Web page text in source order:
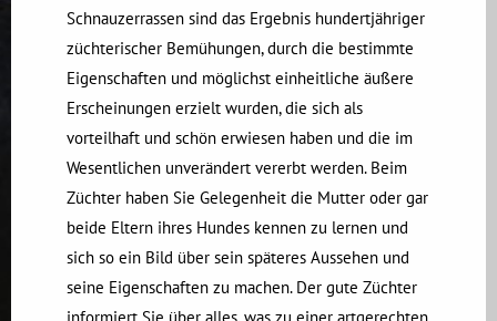
Schnauzerrassen sind das Ergebnis hundertjähriger
züchterischer Bemühungen, durch die bestimmte
Eigenschaften und möglichst einheitliche äußere
Erscheinungen erzielt wurden, die sich als
vorteilhaft und schön erwiesen haben und die im
Wesentlichen unverändert vererbt werden. Beim
Züchter haben Sie Gelegenheit die Mutter oder gar
beide Eltern ihres Hundes kennen zu lernen und
sich so ein Bild über sein späteres Aussehen und
seine Eigenschaften zu machen. Der gute Züchter